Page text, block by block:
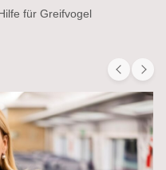
für Greifvogel